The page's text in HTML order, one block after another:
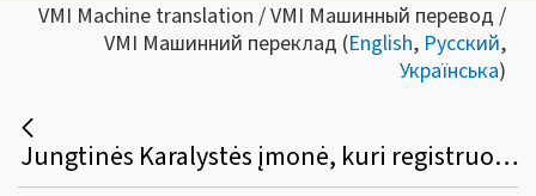
VMI Machine translation / VMI Машинный перевод /
VMI Машинний переклад (English, Русский,
Українська)
Jungtinės Karalystės įmonė, kuri registruota PVM mokėtoja ir neturi padalinio Lietuvoje, privalėjo paskirti fiskalinį agentą iki 2021 m. lapkričio 3 d., tačiau to nepadarė. Kokios pasekmės kyla įmonei?